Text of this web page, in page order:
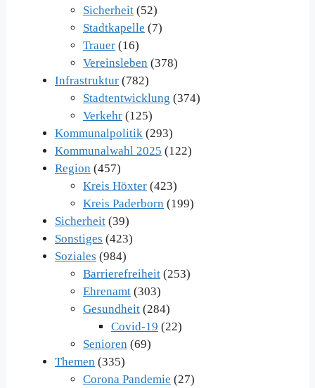
Sicherheit (52)
Stadtkapelle (7)
Trauer (16)
Vereinsleben (378)
Infrastruktur (782)
Stadtentwicklung (374)
Verkehr (125)
Kommunalpolitik (293)
Kommunalwahl 2025 (122)
Region (457)
Kreis Höxter (423)
Kreis Paderborn (199)
Sicherheit (39)
Sonstiges (423)
Soziales (984)
Barrierefreiheit (253)
Ehrenamt (303)
Gesundheit (284)
Covid-19 (22)
Senioren (69)
Themen (335)
Corona Pandemie (27)